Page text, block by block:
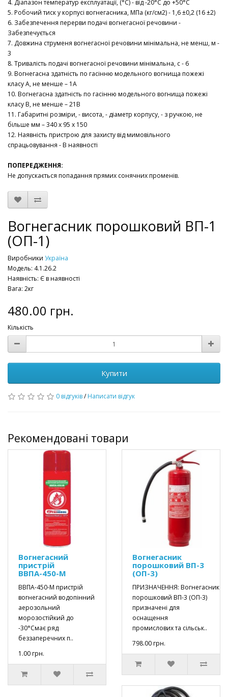
4. Діапазон температур експлуатації, (°С) - від -20°С до +50°С
5. Робочий тиск у корпусі вогнегасника, МПа (кг/см2) - 1,6 ±0,2 (16 ±2)
6. Забезпечення перерви подачі вогнегасної речовини -
Забезпечується
7. Довжина струменя вогнегасної речовини мінімальна, не менш, м -
3
8. Тривалість подачі вогнегасної речовини мінімальна, с - 6
9. Вогнегасна здатність по гасінню модельного вогнища пожежі
класу А, не менше – 1А
10. Вогнегасна здатність по гасінню модельного вогнища пожежі
класу В, не менше – 21В
11. Габаритні розміри, - висота, - діаметр корпусу, - з ручкою, не
більше мм – 340 х 95 х 150
12. Наявність пристрою для захисту від мимовільного
спрацьовування - В наявності
ПОПЕРЕДЖЕННЯ:
Не допускається попадання прямих сонячних променів.
Вогнегасник порошковий ВП-1
(ОП-1)
Виробники Україна
Модель: 4.1.26.2
Наявність: Є в наявності
Вага: 2кг
480.00 грн.
Кількість
Купити
0 відгуків/Написати відгук
Рекомендовані товари
Вогнегасний
пристрій
ВВПА-450-М
ВВПА-450-М пристрій
вогнегасний водопінний
аерозольний
морозостійкий до
-30°Смає ряд
беззаперечних п..
1.00 грн.
Вогнегасник
порошковий ВП-3
(ОП-3)
ПРИЗНАЧЕННЯ: Вогнегасник
порошковий ВП-3 (ОП-3)
призначені для
оснащення
промислових та сільськ..
798.00 грн.